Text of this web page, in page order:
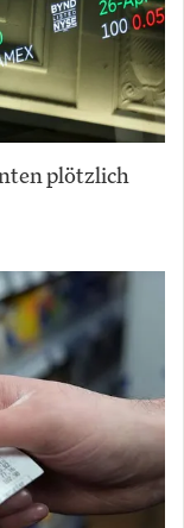
plötzlich